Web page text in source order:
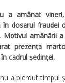
a amânat
în dosarul fraudei
Motivul amânării
prezenţa
cadrul şedinţei.
a pierdut timpul